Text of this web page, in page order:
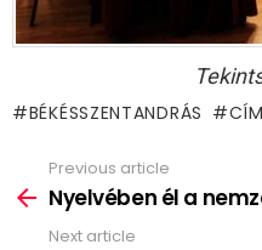
BÉKÉSSZENTANDRÁS
more
Previous article
Nyelvében él a
Next article